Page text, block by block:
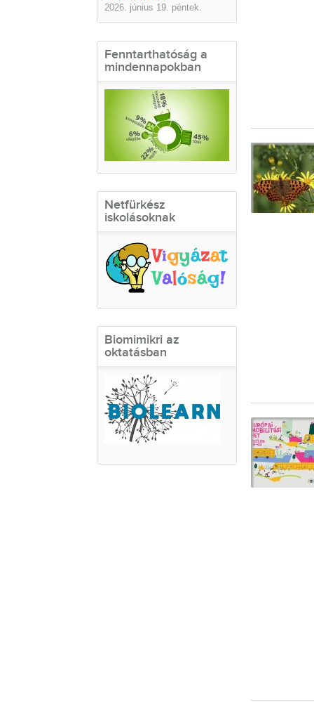
2026. június 19. péntek.
Fenntarthatóság a
mindennapokban
Netfürkész
iskolásoknak
Biomimikri az
oktatásban